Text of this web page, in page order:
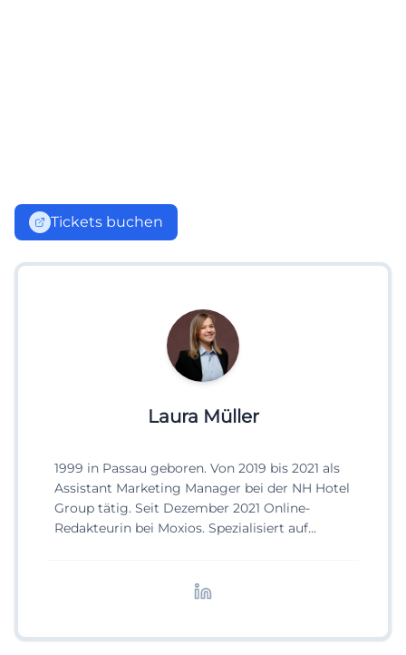
Tickets buchen
Laura Müller
1999 in Passau geboren. Von 2019 bis 2021 als
Assistant Marketing Manager bei der NH Hotel
Group tätig. Seit Dezember 2021 Online-
Redakteurin bei Moxios. Spezialisiert auf